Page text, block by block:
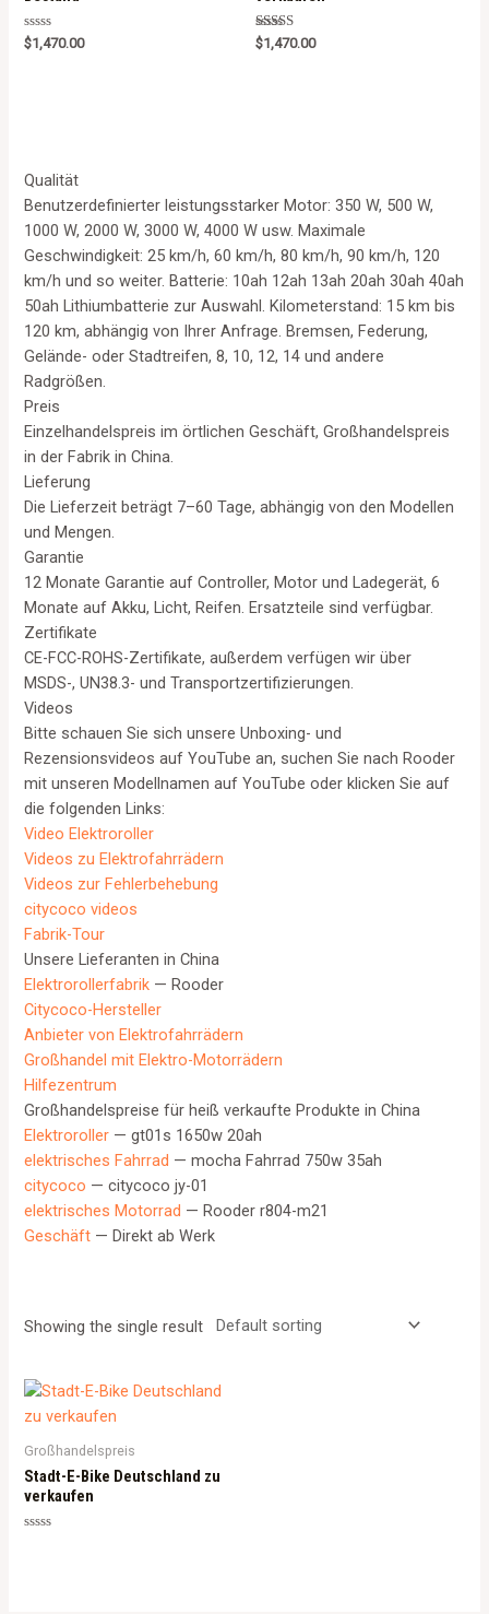
Rated
0
$1,470.00
Rated
5.00
$1,470.00
Qualität
Benutzerdefinierter leistungsstarker Motor: 350 W, 500 W,
1000 W, 2000 W, 3000 W, 4000 W usw. Maximale
Geschwindigkeit: 25 km/h, 60 km/h, 80 km/h, 90 km/h, 120
km/h und so weiter. Batterie: 10ah 12ah 13ah 20ah 30ah 40ah
50ah Lithiumbatterie zur Auswahl. Kilometerstand: 15 km bis
120 km, abhängig von Ihrer Anfrage. Bremsen, Federung,
Gelände- oder Stadtreifen, 8, 10, 12, 14 und andere
Radgrößen.
Preis
Einzelhandelspreis im örtlichen Geschäft, Großhandelspreis
in der Fabrik in China.
Lieferung
Die Lieferzeit beträgt 7–60 Tage, abhängig von den Modellen
und Mengen.
Garantie
12 Monate Garantie auf Controller, Motor und Ladegerät, 6
Monate auf Akku, Licht, Reifen. Ersatzteile sind verfügbar.
Zertifikate
CE-FCC-ROHS-Zertifikate, außerdem verfügen wir über
MSDS-, UN38.3- und Transportzertifizierungen.
Videos
Bitte schauen Sie sich unsere Unboxing- und
Rezensionsvideos auf YouTube an, suchen Sie nach Rooder
mit unseren Modellnamen auf YouTube oder klicken Sie auf
die folgenden Links:
Video Elektroroller
Videos zu Elektrofahrrädern
Videos zur Fehlerbehebung
citycoco videos
Fabrik-Tour
Unsere Lieferanten in China
Elektrorollerfabrik — Rooder
Citycoco-Hersteller
Anbieter von Elektrofahrrädern
Großhandel mit Elektro-Motorrädern
Hilfezentrum
Großhandelspreise für heiß verkaufte Produkte in China
Elektroroller — gt01s 1650w 20ah
elektrisches Fahrrad — mocha Fahrrad 750w 35ah
citycoco — citycoco jy-01
elektrisches Motorrad — Rooder r804-m21
Geschäft — Direkt ab Werk
Showing the single result
Großhandelspreis
Stadt-E-Bike Deutschland zu
verkaufen